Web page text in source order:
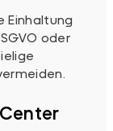
Einhaltung
oder